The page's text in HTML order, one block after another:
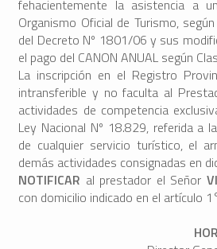
fehacientemente la asistencia a
Organismo Oficial de Turismo,
del Decreto Nº 1801/06 y sus
el pago del CANON ANUAL según
La inscripción en el Registro
intransferible y no faculta al
actividades de competencia
Ley Nacional Nº 18.829, referida a
de cualquier servicio turístico, el
demás actividades consignadas en
NOTIFICAR al prestador el Señor
con domicilio indicado en el artículo